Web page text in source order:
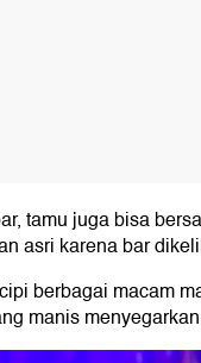
tamu juga bisa
asri karena bar
berbagai macam
manis